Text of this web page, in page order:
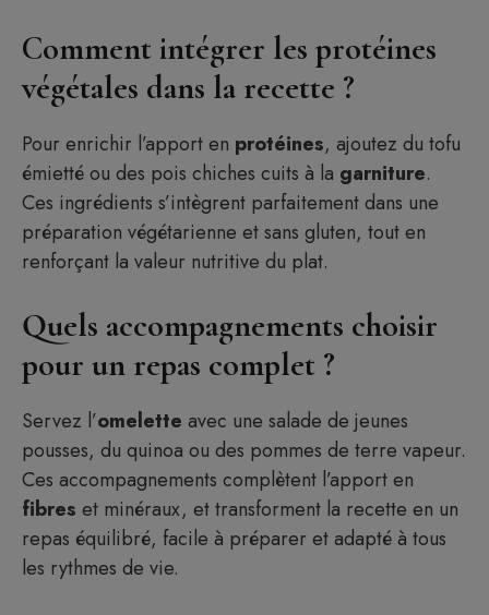
Comment intégrer les protéines
végétales dans la recette ?
Pour enrichir l’apport en protéines, ajoutez du tofu
émietté ou des pois chiches cuits à la garniture.
Ces ingrédients s’intègrent parfaitement dans une
préparation végétarienne et sans gluten, tout en
renforçant la valeur nutritive du plat.
Quels accompagnements choisir
pour un repas complet ?
Servez l’omelette avec une salade de jeunes
pousses, du quinoa ou des pommes de terre vapeur.
Ces accompagnements complètent l’apport en
fibres et minéraux, et transforment la recette en un
repas équilibré, facile à préparer et adapté à tous
les rythmes de vie.
Article ajouté au panier
0 Produit -